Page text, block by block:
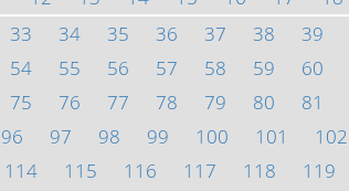
33 34 35 36 37 38 39
54 55 56 57 58 59 60
75 76 77 78 79 80 81
96 97 98 99 100 101 102
114 115 116 117 118 119